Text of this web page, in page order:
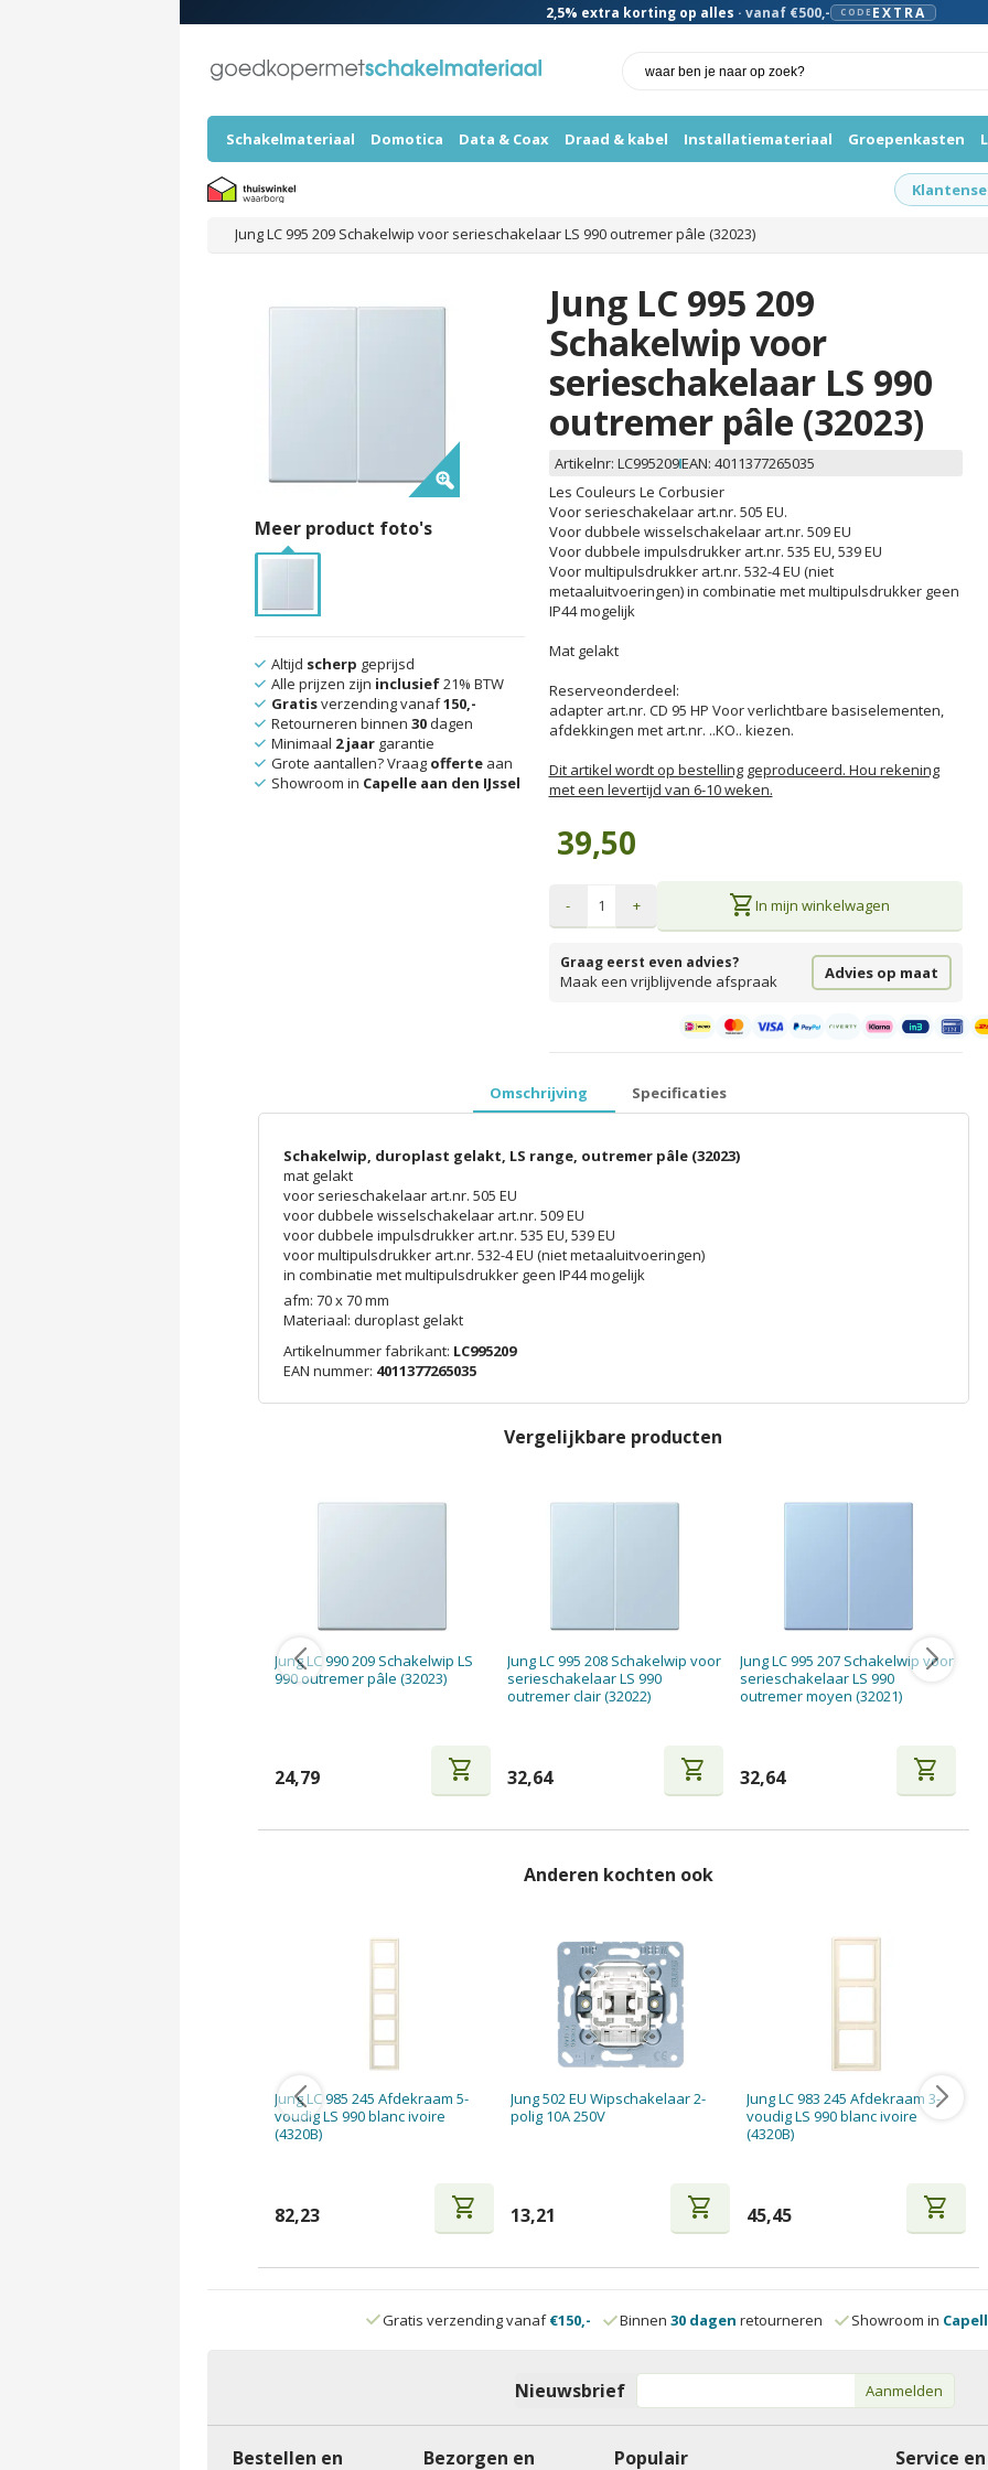
2,5% extra korting op alles · vanaf €500,- CODE EXTRA
Schakelmateriaal Domotica Data & Coax Draad & kabel Installatiemateriaal Groepenkasten
Jung LC 995 209 Schakelwip voor serieschakelaar LS 990 outremer pâle (32023)
Jung LC 995 209
Schakelwip voor
serieschakelaar LS 990
outremer pâle (32023)
Artikelnr: LC995209EAN: 4011377265035
Les Couleurs Le Corbusier
Voor serieschakelaar art.nr. 505 EU.
Voor dubbele wisselschakelaar art.nr. 509 EU
Voor dubbele impulsdrukker art.nr. 535 EU, 539 EU
Voor multipulsdrukker art.nr. 532-4 EU (niet
metaaluitvoeringen) in combinatie met multipulsdrukker geen
IP44 mogelijk
Mat gelakt
Reserveonderdeel:
adapter art.nr. CD 95 HP Voor verlichtbare basiselementen,
afdekkingen met art.nr. ..KO.. kiezen.
Dit artikel wordt op bestelling geproduceerd. Hou rekening
met een levertijd van 6-10 weken.
39,50
- + shopping_cartIn mijn winkelwagen
Graag eerst even advies?
Maak een vrijblijvende afspraak Advies op maat
prijzen inclusief 21% BTW │ €5,99 verzendkosten │ gratis
Meer product foto's
Altijd scherp geprijsd
Alle prijzen zijn inclusief21% BTW
Gratisverzending vanaf150,-
Retourneren binnen30dagen
Minimaal 2 jaar garantie
Grote aantallen? Vraag offerte aan
Showroom in Capelle aan den IJssel
Omschrijving Specificaties
Schakelwip, duroplast gelakt, LS range, outremer pâle (32023)
mat gelakt
voor serieschakelaar art.nr. 505 EU
voor dubbele wisselschakelaar art.nr. 509 EU
voor dubbele impulsdrukker art.nr. 535 EU, 539 EU
voor multipulsdrukker art.nr. 532-4 EU (niet metaaluitvoeringen)
in combinatie met multipulsdrukker geen IP44 mogelijk
afm: 70 x 70 mm
Materiaal: duroplast gelakt
Artikelnummer fabrikant: LC995209
EAN nummer: 4011377265035
Vergelijkbare producten
Jung LC 990 209 Schakelwip LS
990 outremer pâle (32023)
24,79 shopping_cart
Jung LC 995 208 Schakelwip voor
serieschakelaar LS 990
outremer clair (32022)
32,64 shopping_cart
Jung LC 995 207 Schakelwip voor
serieschakelaar LS 990
outremer moyen (32021)
32,64 shopping_cart
Anderen kochten ook
Jung LC 985 245 Afdekraam 5-
voudig LS 990 blanc ivoire
(4320B)
82,23 shopping_cart
Jung 502 EU Wipschakelaar 2-
polig 10A 250V
13,21 shopping_cart
Jung LC 983 245 Afdekraam 3-
voudig LS 990 blanc ivoire
(4320B)
45,45 shopping_cart
Gratis verzending vanaf€150,- Binnen 30 dagen retourneren Showroom in
Nieuwsbrief Aanmelden
Bestellen en
Bezorgen en
Populair Service